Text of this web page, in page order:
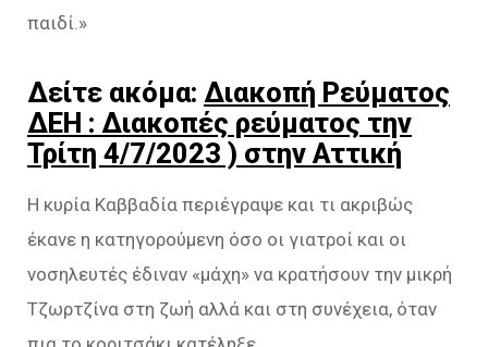
παιδί.»
Δείτε ακόμα: Διακοπή Ρεύματος
ΔΕΗ : Διακοπές ρεύματος την
Τρίτη 4/7/2023 ) στην Αττική
Η κυρία Καββαδία περιέγραψε και τι ακριβώς
έκανε η κατηγορούμενη όσο οι γιατροί και οι
νοσηλευτές έδιναν «μάχη» να κρατήσουν την μικρή
Τζωρτζίνα στη ζωή αλλά και στη συνέχεια, όταν